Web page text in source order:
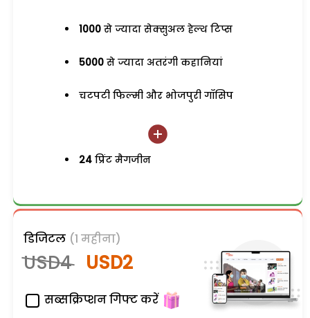
1000 से ज्यादा सेक्सुअल हेल्थ टिप्स
5000 से ज्यादा अतरंगी कहानियां
चटपटी फिल्मी और भोजपुरी गॉसिप
24 प्रिंट मैगजीन
डिजिटल (1 महीना)
USD4 USD2
सब्सक्रिप्शन गिफ्ट करें